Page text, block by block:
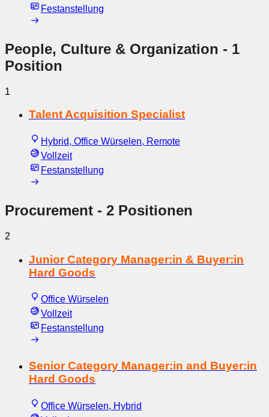
Festanstellung
People, Culture & Organization - 1
Position
1
Talent Acquisition Specialist
Hybrid, Office Würselen, Remote
Vollzeit
Festanstellung
Procurement - 2 Positionen
2
Junior Category Manager:in & Buyer:in
Hard Goods
Office Würselen
Vollzeit
Festanstellung
Senior Category Manager:in and Buyer:in
Hard Goods
Office Würselen, Hybrid